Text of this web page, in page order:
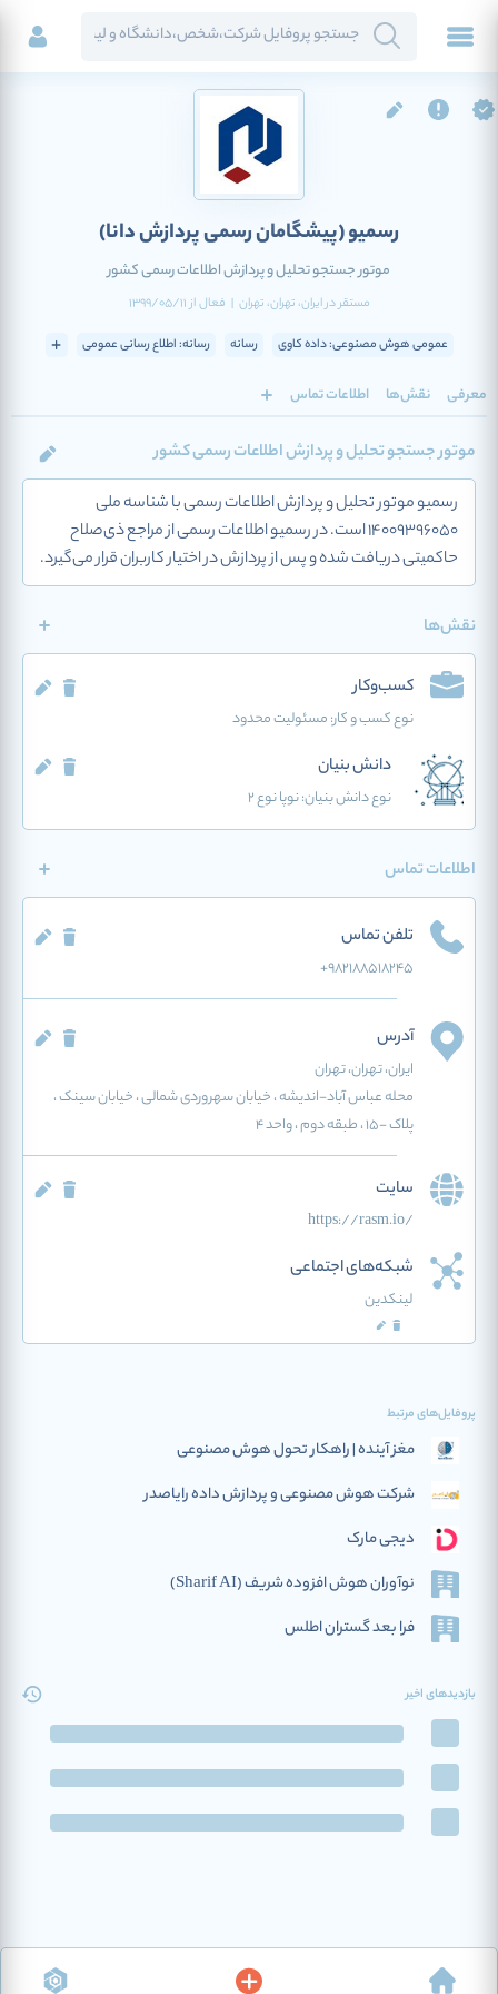
رسمیو(پیشگامان رسمی پردازش دانا)
موتور جستجو تحلیل و پردازش اطلاعات رسمی کشور
مستقر درایران، تهران، تهران | فعالاز1399/05/11
عمومی هوش مصنوعی: داده کاوی رسانه رسانه: اطلاع رسانی عمومی
معرفی نقش‌ها اطلاعات تماس
موتور جستجو تحلیل و پردازش اطلاعات رسمی کشور
رسمیو موتور تحلیل و پردازش اطلاعات رسمی با شناسه ملی
14009396050 است. در رسمیو اطلاعات رسمی از مراجع ذی‌صلاح
حاکمیتی دریافت شده و پس از پردازش در اختیار کاربران قرار می‌گیرد.
نقش‌ها
کسب‌وکار
نوع کسب و کار:مسئولیت محدود
دانش بنیان
نوع دانش بنیان: نوپا نوع 2
اطلاعات تماس
تلفن تماس
+982188518245
آدرس
ایران، تهران، تهران
محله عباس آباد-اندیشه ، خیابان سهروردی شمالی ، خیابان سینک ،
پلاک -15 ، طبقه دوم ، واحد 4
سایت
https://rasm.io/
شبکه‌های اجتماعی
لینکدین
پروفایل‌های مرتبط
مغز آینده | راهکار تحول هوش مصنوعی
شرکت هوش مصنوعی و پردازش داده رایاصدر
دیجی مارک
نوآوران هوش افزوده‌ شریف (Sharif AI)
فرا بعد گستران اطلس
بازدیدهای اخیر